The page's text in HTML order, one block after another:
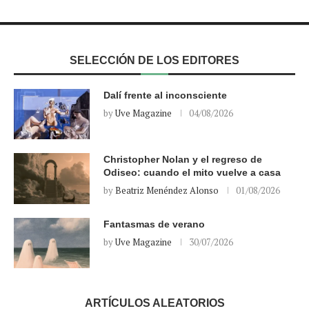
SELECCIÓN DE LOS EDITORES
Dalí frente al inconsciente
byUve Magazine 04/08/2026
Christopher Nolan y el regreso de
Odiseo: cuando el mito vuelve a casa
byBeatriz Menéndez Alonso 01/08/2026
Fantasmas de verano
byUve Magazine 30/07/2026
ARTÍCULOS ALEATORIOS